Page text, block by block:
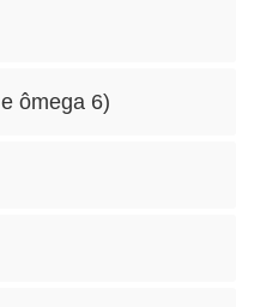
ômega 6)